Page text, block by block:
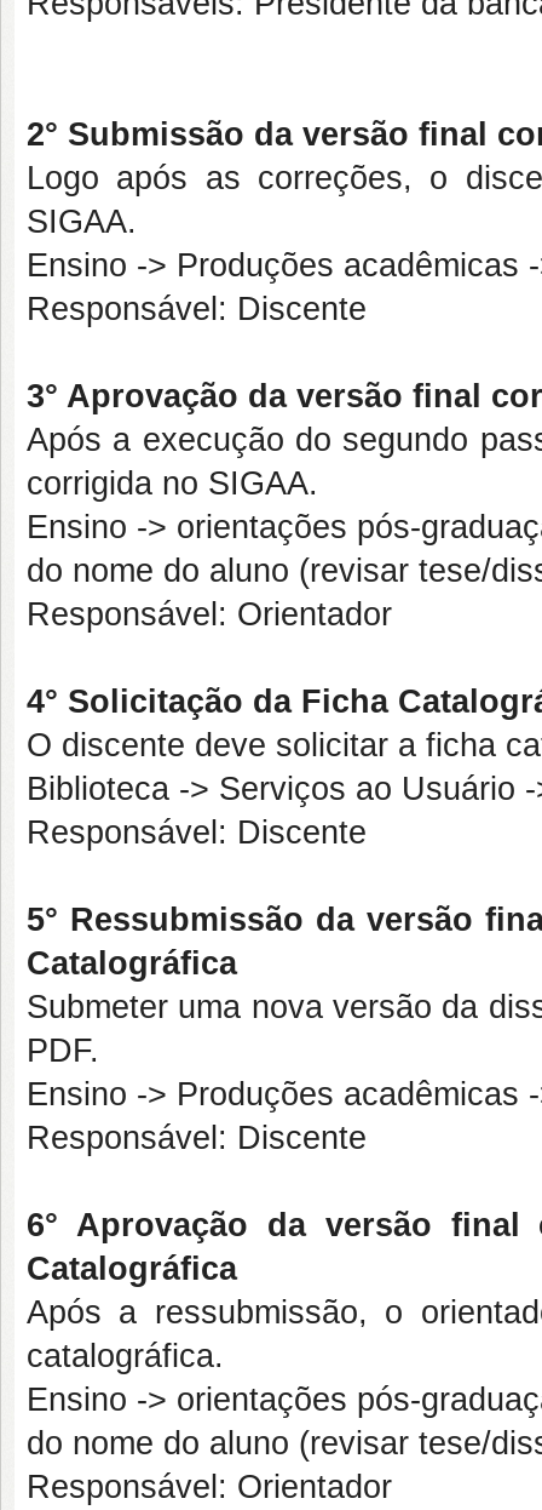
2° Submissão da versão final
Logo após as correções, o
SIGAA.
Ensino -> Produções acadêmicas
Responsável: Discente
3° Aprovação da versão final
Após a execução do segundo
corrigida no SIGAA.
Ensino -> orientações pós-
do nome do aluno (revisar tese/
Responsável: Orientador
4° Solicitação da Ficha
O discente deve solicitar a ficha
Biblioteca -> Serviços ao Usuário
Responsável: Discente
5° Ressubmissão da versão
Catalográfica
Submeter uma nova versão da
PDF.
Ensino -> Produções acadêmicas
Responsável: Discente
6° Aprovação da versão
Catalográfica
Após a ressubmissão, o
catalográfica.
Ensino -> orientações pós-
do nome do aluno (revisar tese/
Responsável: Orientador